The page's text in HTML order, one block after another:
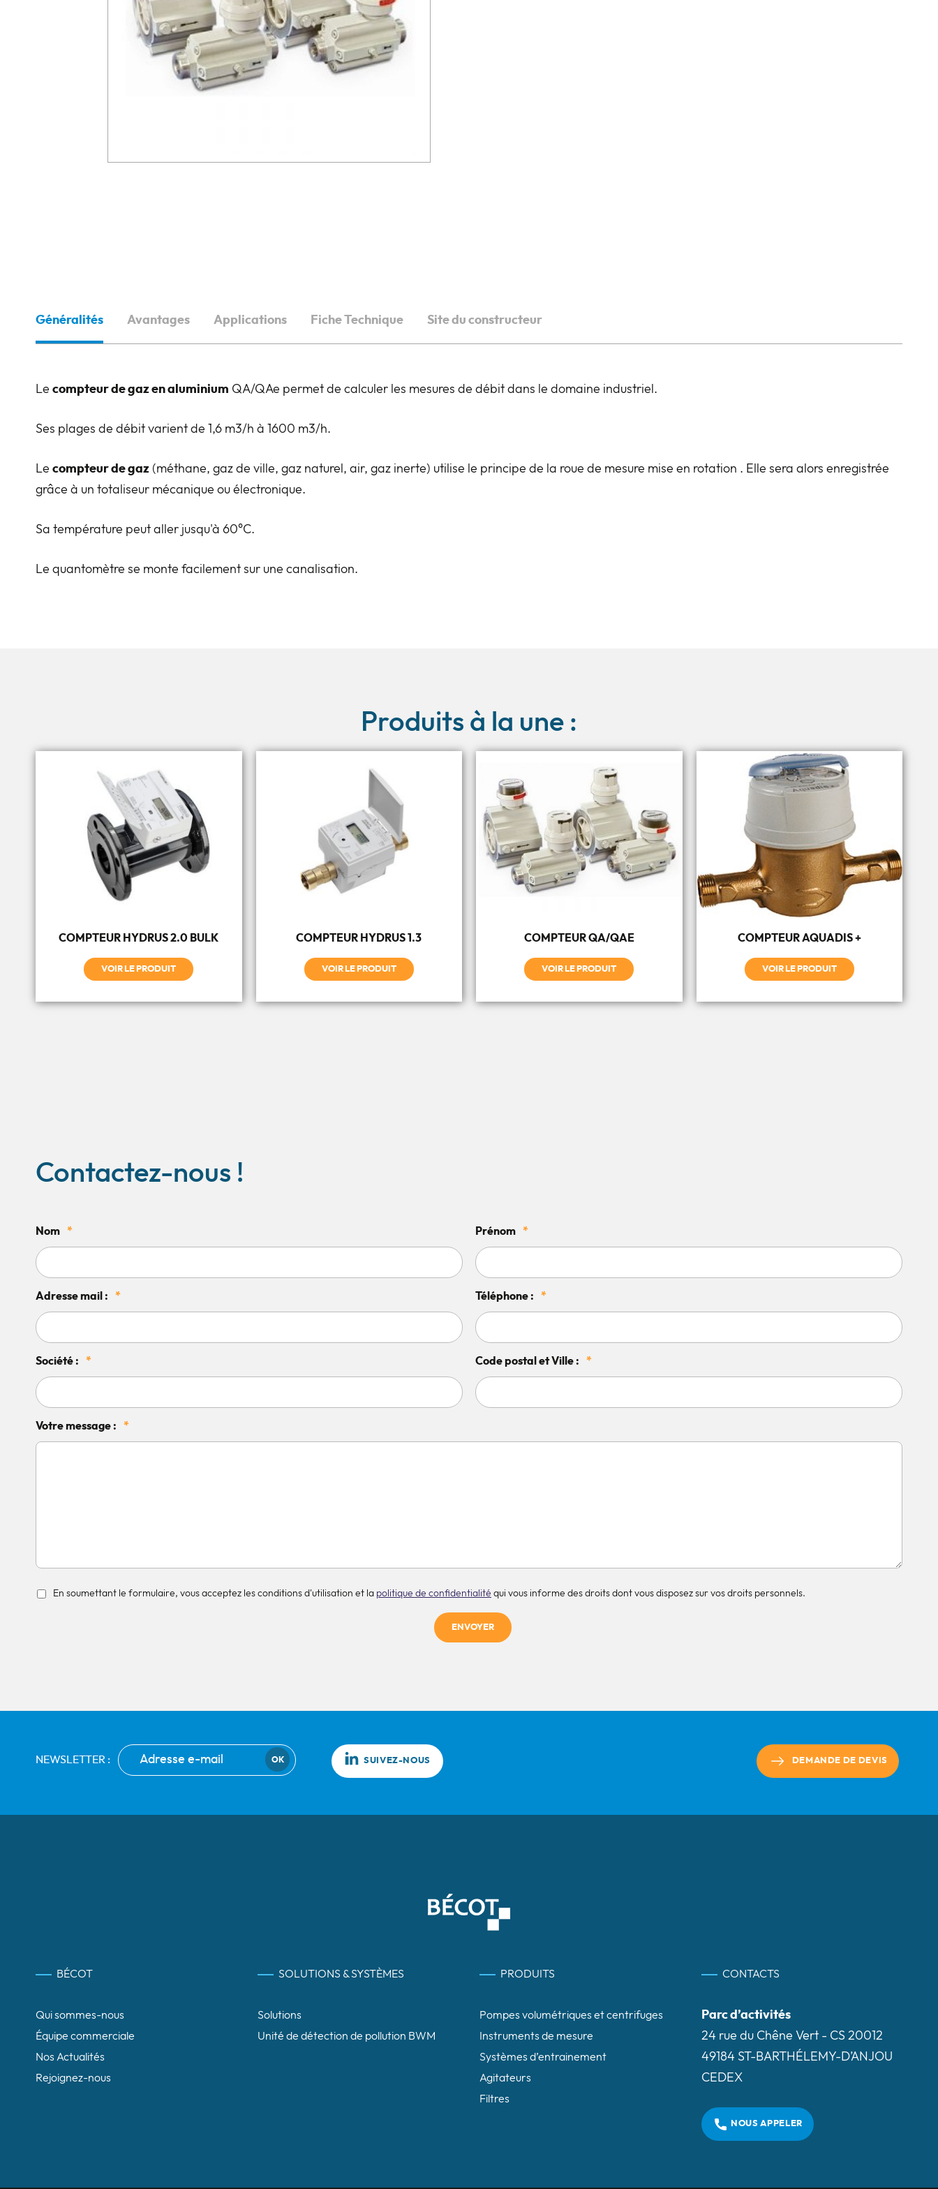
Généralités Avantages Applications Fiche Technique Site du constructeur
Le compteur de gaz en aluminium QA/QAe permet de calculer les mesures de débit dans le domaine industriel.
Ses plages de débit varient de 1,6 m3/h à 1600 m3/h.
Le compteur de gaz (méthane, gaz de ville, gaz naturel, air, gaz inerte) utilise le principe de la roue de mesure mise en rotation . Elle sera alors enregistrée
grâce à un totaliseur mécanique ou électronique.
Sa température peut aller jusqu'à 60°C.
Le quantomètre se monte facilement sur une canalisation.
Produits à la une :
COMPTEUR HYDRUS 2.0 BULK
VOIR LE PRODUIT
COMPTEUR HYDRUS 1.3
VOIR LE PRODUIT
COMPTEUR QA/QAE
VOIR LE PRODUIT
COMPTEUR AQUADIS +
VOIR LE PRODUIT
Contactez-nous !
Nom * Prénom *
Adresse mail : * Téléphone : *
Société : * Code postal et Ville : *
Votre message : *
En soumettant le formulaire, vous acceptez les conditions d'utilisation et la politique de confidentialité qui vous informe des droits dont vous disposez sur vos droits personnels.
ENVOYER
NEWSLETTER : OK SUIVEZ-NOUS DEMANDE DE DEVIS
BÉCOT
Qui sommes-nous
Équipe commerciale
Nos Actualités
Rejoignez-nous
SOLUTIONS & SYSTÈMES
Solutions
Unité de détection de pollution BWM
PRODUITS
Pompes volumétriques et centrifuges
Instruments de mesure
Systèmes d’entrainement
Agitateurs
Filtres
CONTACTS
Parc d’activités
24 rue du Chêne Vert - CS 20012
49184 ST-BARTHÉLEMY-D’ANJOU
CEDEX
NOUS APPELER